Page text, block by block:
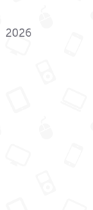
2026